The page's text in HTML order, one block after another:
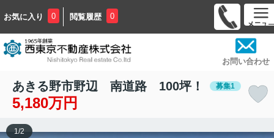
お気に入り 0 閲覧履歴 0
お問い合わせ
あきる野市野辺 南道路 100坪！ 募集1
5,180万円
1 /2